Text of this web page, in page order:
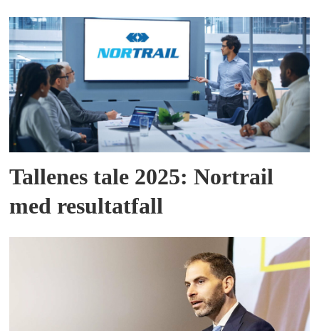
Tallenes tale 2025: Nortrail
med resultatfall